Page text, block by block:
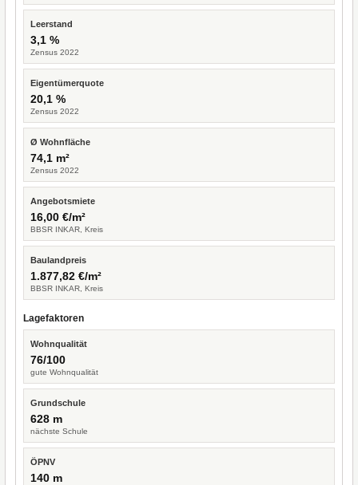
Leerstand
3,1 %
Zensus 2022
Eigentümerquote
20,1 %
Zensus 2022
Ø Wohnfläche
74,1 m²
Zensus 2022
Angebotsmiete
16,00 €/m²
BBSR INKAR, Kreis
Baulandpreis
1.877,82 €/m²
BBSR INKAR, Kreis
Lagefaktoren
Wohnqualität
76/100
gute Wohnqualität
Grundschule
628 m
nächste Schule
ÖPNV
140 m